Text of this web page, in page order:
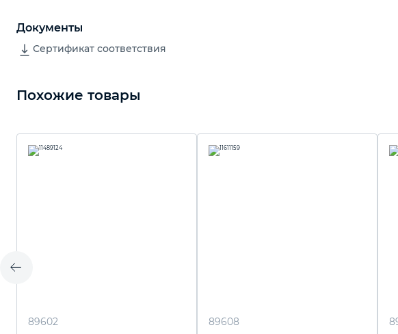
Документы
Сертификат соответствия
Похожие товары
89602
89608